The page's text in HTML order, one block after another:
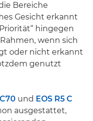
Bereiche
Gesicht erkannt
hingegen
wenn sich
oder nicht erkannt
genutzt
und EOS R5 C
ausgestattet,